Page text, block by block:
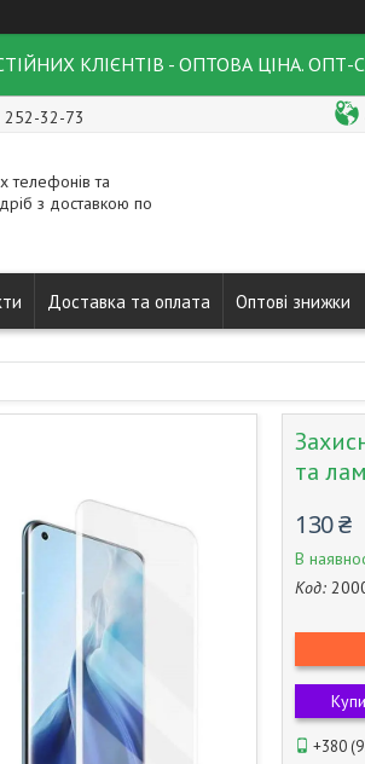
КЛІЄНТІВ - ОПТОВА ЦІНА. ОПТ-
252-32-73
телефонів та
з доставкою по
Доставка та оплата Оптові знижки
та
130 ₴
В
Код:
+380